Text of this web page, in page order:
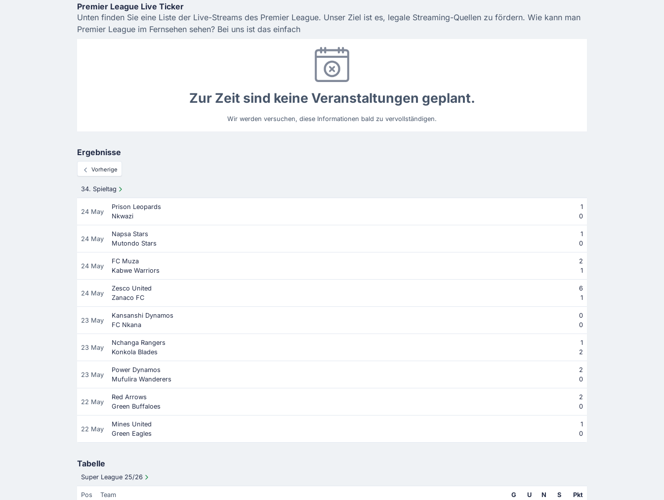
Premier League Live Ticker
Unten finden Sie eine Liste der Live-Streams des Premier League. Unser Ziel ist es, legale Streaming-Quellen zu fördern. Wie kann man
Premier League im Fernsehen sehen? Bei uns ist das einfach
Zur Zeit sind keine Veranstaltungen geplant.
Wir werden versuchen, diese Informationen bald zu vervollständigen.
Ergebnisse
Vorherige
34. Spieltag
24 May
Prison Leopards
1
Nkwazi
0
24 May
Napsa Stars
1
Mutondo Stars
0
24 May
FC Muza
2
Kabwe Warriors
1
24 May
Zesco United
6
Zanaco FC
1
23 May
Kansanshi Dynamos
0
FC Nkana
0
23 May
Nchanga Rangers
1
Konkola Blades
2
23 May
Power Dynamos
2
Mufulira Wanderers
0
22 May
Red Arrows
2
Green Buffaloes
0
22 May
Mines United
1
Green Eagles
0
Tabelle
Super League 25/26
Pos Team G U N S Pkt